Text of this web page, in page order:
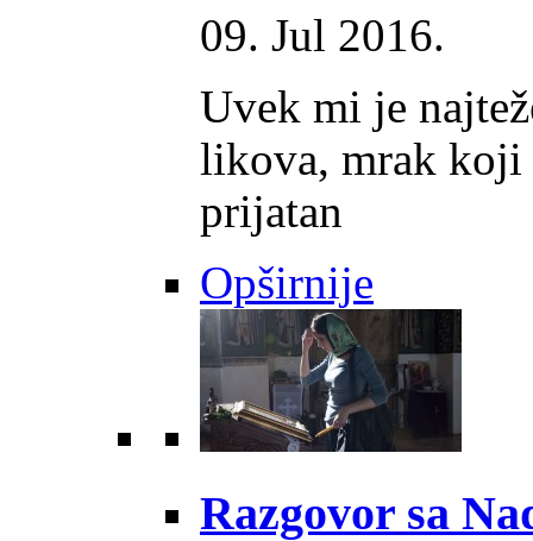
09. Jul 2016.
Uvek mi je
likova, mrak koji
prijatan
Opširnije
Razgovor sa